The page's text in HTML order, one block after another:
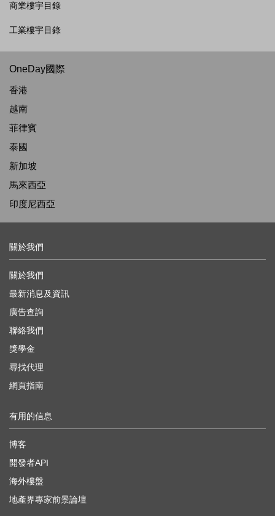
商業樓宇目錄
工業樓宇目錄
OneDay國際
香港
越南
菲律賓
泰國
新加坡
馬來西亞
印度尼西亞
關於我們
關於我們
最新消息及資訊
廣告查詢
聯絡我們
獎學金
尋找代理
網頁指南
有用的信息
博客
開發者API
海外樓盤
地產界專家前景論壇